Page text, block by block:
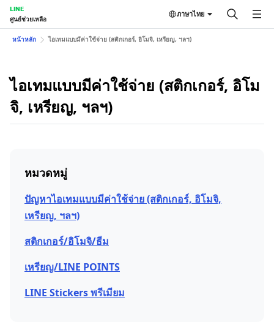
LINE
ศูนย์ช่วยเหลือ
ภาษาไทย
หน้าหลัก ไอเทมแบบมีค่าใช้จ่าย (สติกเกอร์, อิโมจิ, เหรียญ, ฯลฯ)
ไอเทมแบบมีค่าใช้จ่าย (สติกเกอร์, อิโม
จิ, เหรียญ, ฯลฯ)
หมวดหมู่
ปัญหาไอเทมแบบมีค่าใช้จ่าย (สติกเกอร์, อิโมจิ,
เหรียญ, ฯลฯ)
สติกเกอร์/อิโมจิ/ธีม
เหรียญ/LINE POINTS
LINE Stickers พรีเมียม